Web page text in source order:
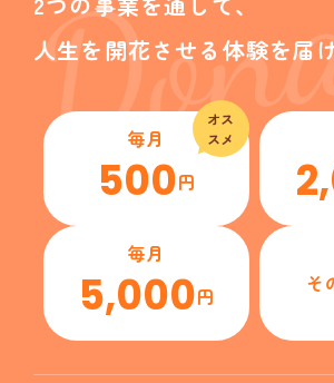
人生を開花させる体験を届
オス
スメ
毎月
500円
毎月
5,000円 そ